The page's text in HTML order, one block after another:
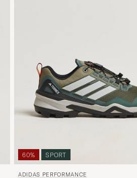
60% SPORT
ADIDAS PERFORMANCE